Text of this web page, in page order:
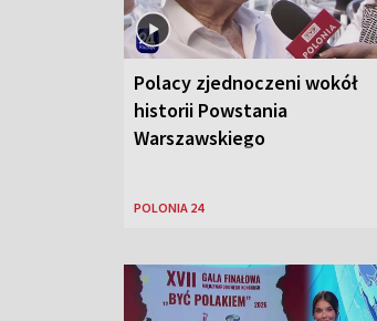
Polacy zjednoczeni wokół
historii Powstania
Warszawskiego
POLONIA 24